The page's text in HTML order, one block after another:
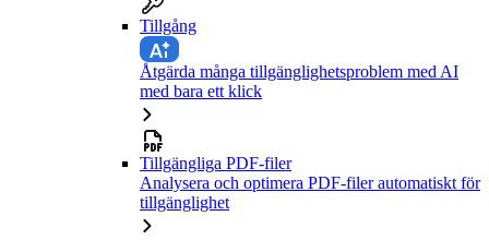
Tillgång
Åtgärda många tillgänglighetsproblem med AI
med bara ett klick
Tillgängliga PDF-filer
Analysera och optimera PDF-filer automatiskt för
tillgänglighet